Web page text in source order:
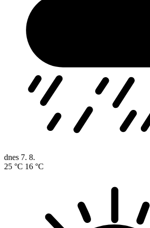
dnes 7. 8.
25 °C 16 °C